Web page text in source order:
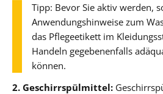
Tipp: Bevor Sie aktiv werden,
Anwendungshinweise zum
das Pflegeetikett im
Handeln gegebenenfalls
können.
2. Geschirrspülmittel: